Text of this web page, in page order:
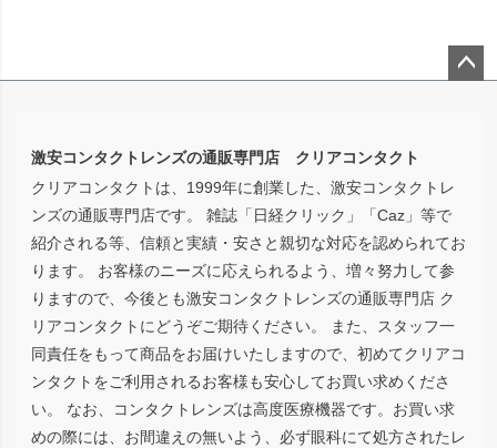
激安コンタクトレンズの通販専門店 クリアコンタクト
クリアコンタクトは、1999年に創業した、激安コンタクトレ
ンズの通販専門店です。 雑誌「日経クリック」「Caz」等で
紹介される等、信頼と実績・安さと親切な対応を認められてお
ります。 お客様のニーズに応えられるよう、増々努力して参
りますので、今後とも激安コンタクトレンズの通販専門店 ク
リアコンタクトにどうぞご期待ください。 また、スタッフ一
同責任をもって商品をお届けいたしますので、初めてクリアコ
ンタクトをご利用されるお客様も安心してお買い求めくださ
い。 なお、コンタクトレンズは高度医療機器です。お買い求
めの際には、お間違えの無いよう、必ず眼科にて処方されたレ